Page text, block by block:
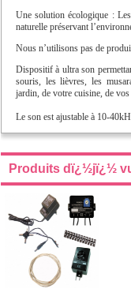
Une solution écologique :
naturelle préservant
Nous n’utilisons pas de
Dispositif à ultra son
souris, les lièvres, les
jardin, de votre cuisine, de vos
Le son est ajustable à 10-
Produits dï¿½jï¿½